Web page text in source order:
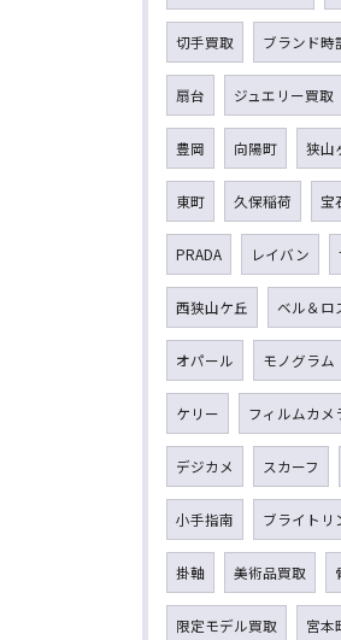
切手買取 ブランド時
扇台 ジュエリー買取
豊岡 向陽町 狭山
東町 久保稲荷 宝
PRADA レイバン
西狭山ケ丘 ベル＆ロ
オパール モノグラム
ケリー フィルムカメ
デジカメ スカーフ
小手指南 ブライトリ
掛軸 美術品買取
限定モデル買取 宮本